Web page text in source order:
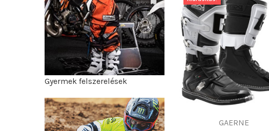
Gyermek felszerelések
GAERNE